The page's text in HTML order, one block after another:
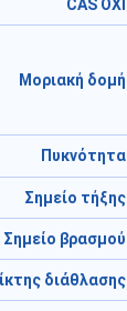
CAS ΟΧΙ
Μοριακή δομή
Πυκνότητα
Σημείο τήξης
Σημείο βρασμού
διάθλασης